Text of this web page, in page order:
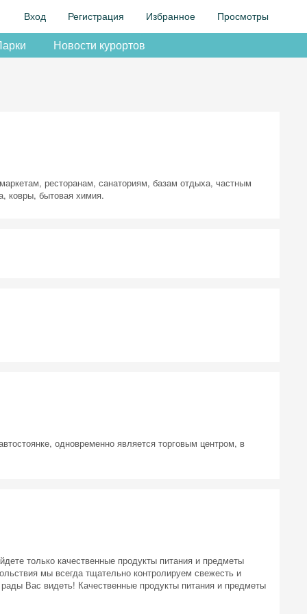
Вход Регистрация Избранное Просмотры
Новости курортов
ресторанам, санаториям, базам отдыха, частным
ковры, бытовая химия.
одновременно является торговым центром, в
только качественные продукты питания и предметы
мы всегда тщательно контролируем свежесть и
Вас видеть! Качественные продукты питания и предметы
на